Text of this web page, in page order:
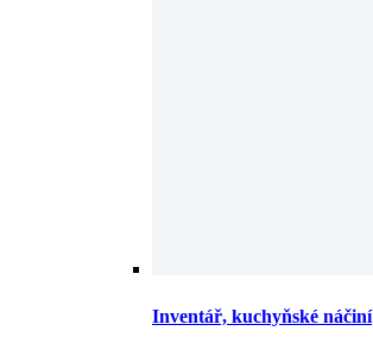
Inventář, kuchyňské náčiní